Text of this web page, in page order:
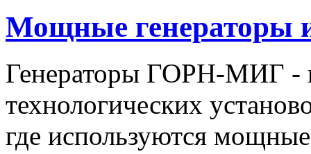
Мощные
Генераторы ГОРН-МИГ -
технологических
где используются